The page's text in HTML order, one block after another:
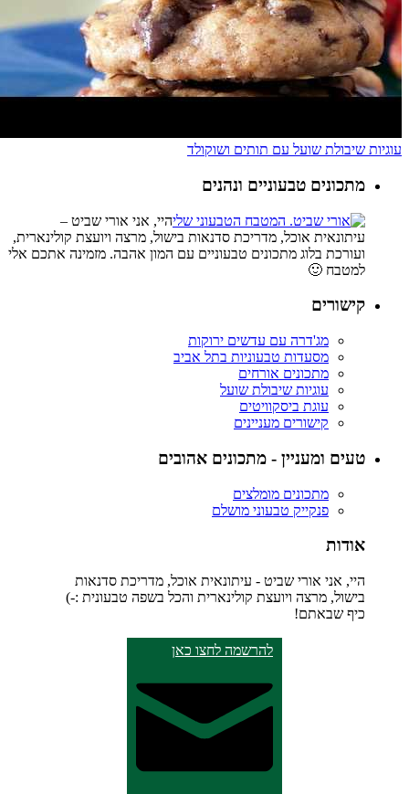
עוגיות שיבולת שועל עם תותים ושוקולד
מתכונים טבעוניים ונהנים
היי, אני אורי שביט –
עיתונאית אוכל, מדריכת סדנאות בישול, מרצה ויועצת קולינארית,
ועורכת בלוג מתכונים טבעוניים עם המון אהבה. מזמינה אתכם אלי
למטבח 🙂
קישורים
מג'דרה עם עדשים ירוקות
מסעדות טבעוניות בתל אביב
מתכונים אורחים
עוגיות שיבולת שועל
עוגת ביסקוויטים
קישורים מעניינים
טעים ומעניין - מתכונים אהובים
מתכונים מומלצים
פנקייק טבעוני מושלם
אודות
היי, אני אורי שביט - עיתונאית אוכל, מדריכת סדנאות
בישול, מרצה ויועצת קולינארית והכל בשפה טבעונית :-)
כיף שבאתם!
להרשמה לחצו כאן